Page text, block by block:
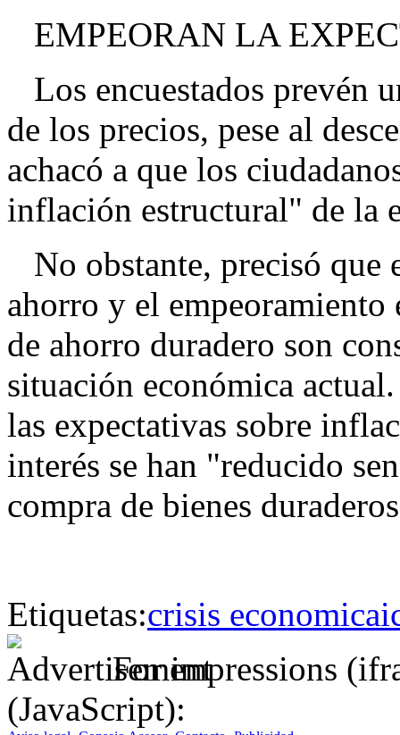
EMPEORAN LA
Los encuestados prevén
de los precios, pese al
achacó a que los
inflación estructural" de la
No obstante, precisó que
ahorro y el empeoramiento
de ahorro duradero son
situación económica
las expectativas sobre
interés se han "reducido
compra de bienes
Etiquetas:crisis economica
For impressions
(JavaScript):